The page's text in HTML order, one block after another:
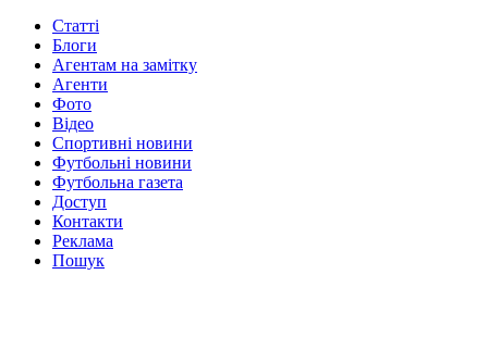
Статті
Блоги
Агентам на замітку
Агенти
Фото
Відео
Спортивні новини
Футбольні новини
Футбольна газета
Доступ
Контакти
Реклама
Пошук